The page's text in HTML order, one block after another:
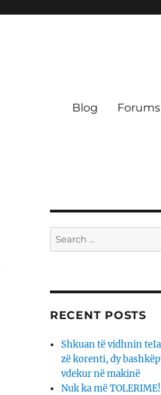
Blog Forums
Search
for:
RECENT POSTS
Shkuan të vidhnin
zë korenti, dy
vdekur në makinë
Nuk ka më